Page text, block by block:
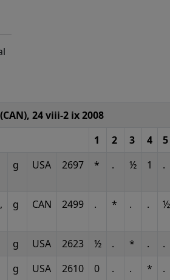
(CAN), 24 viii-2 ix 2008
1
2 3 4
5
g USA 2697 * . ½ 1 .
g CAN 2499 . * . . ½
g USA 2623 ½ . * .
.
g USA 2610 0 . . * .